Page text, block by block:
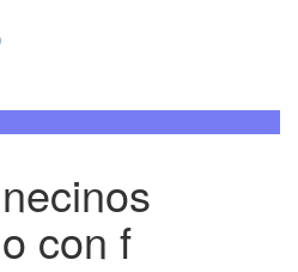
con f